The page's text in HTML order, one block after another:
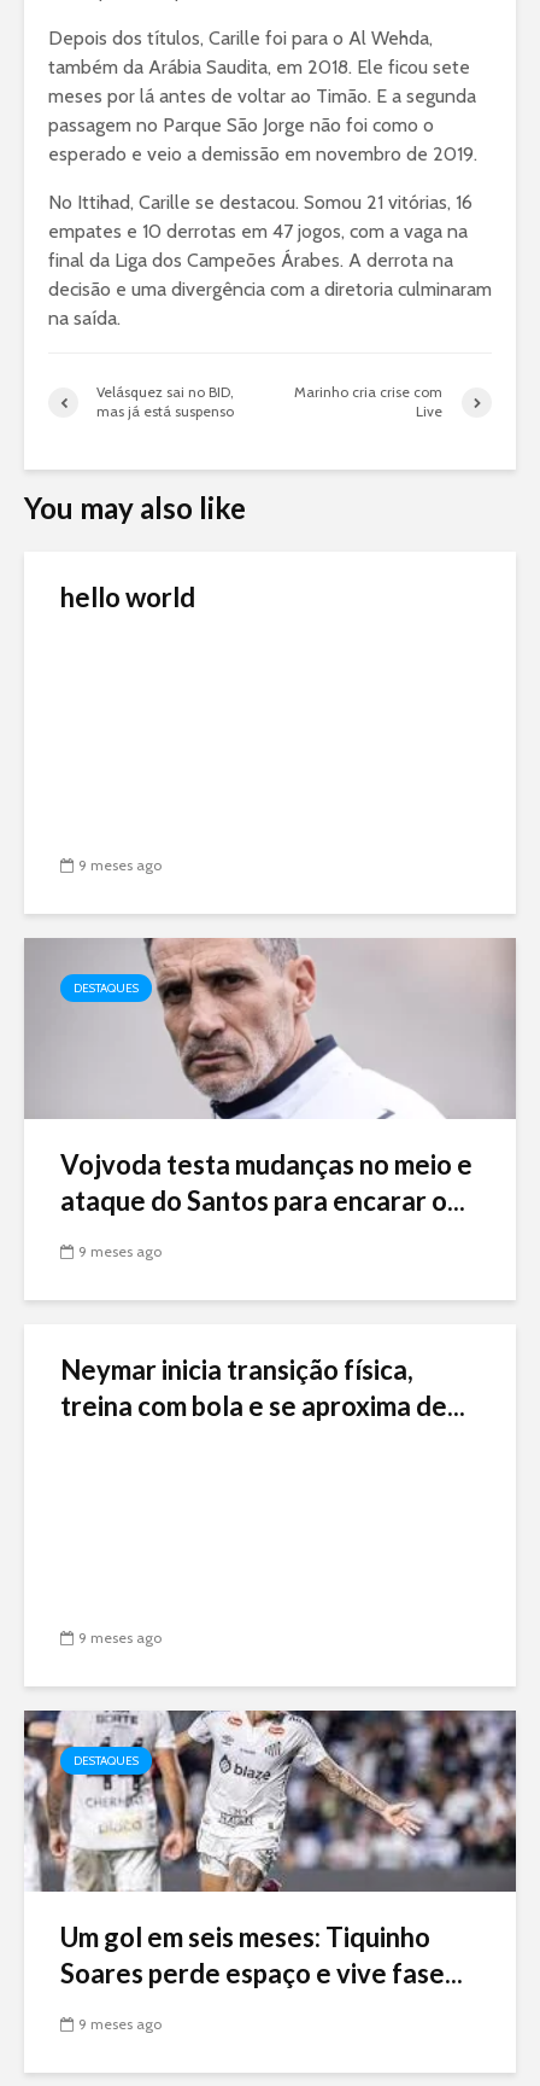
Depois dos títulos, Carille foi para o Al Wehda,
também da Arábia Saudita, em 2018. Ele ficou sete
meses por lá antes de voltar ao Timão. E a segunda
passagem no Parque São Jorge não foi como o
esperado e veio a demissão em novembro de 2019.
No Ittihad, Carille se destacou. Somou 21 vitórias, 16
empates e 10 derrotas em 47 jogos, com a vaga na
final da Liga dos Campeões Árabes. A derrota na
decisão e uma divergência com a diretoria culminaram
na saída.
Velásquez sai no BID,
mas já está suspenso
Marinho cria crise com
Live
You may also like
hello world
9 meses ago
DESTAQUES
Vojvoda testa mudanças no meio e
ataque do Santos para encarar o...
9 meses ago
Neymar inicia transição física,
treina com bola e se aproxima de...
9 meses ago
DESTAQUES
Um gol em seis meses: Tiquinho
Soares perde espaço e vive fase...
9 meses ago